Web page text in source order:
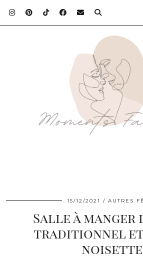
15/12/2021 AUTRES
Salle à manger
traditionnel et
noisette